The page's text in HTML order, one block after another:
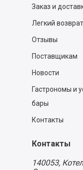
Заказ и
Легкий возврат
Отзывы
Поставщикам
Новости
Гастрономы и
бары
Контакты
Контакты
140053,